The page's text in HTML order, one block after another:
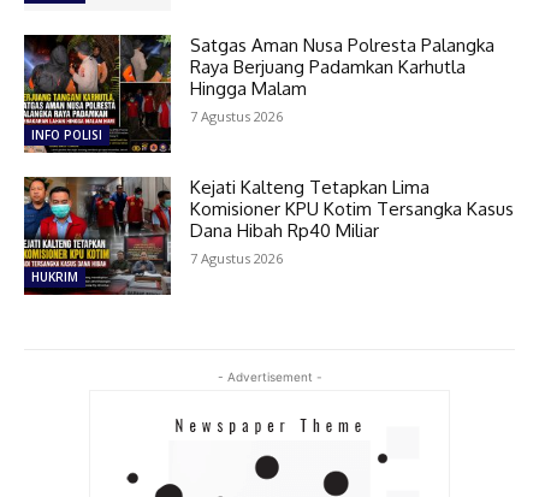
INFO POLISI
Satgas Aman Nusa Polresta Palangka
Raya Berjuang Padamkan Karhutla
Hingga Malam
7 Agustus 2026
HUKRIM
Kejati Kalteng Tetapkan Lima
Komisioner KPU Kotim Tersangka Kasus
Dana Hibah Rp40 Miliar
7 Agustus 2026
- Advertisement -